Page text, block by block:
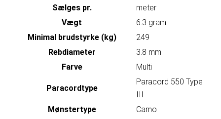
Sælges pr.
meter
Vægt
6.3 gram
Minimal brudstyrke (kg)
249
Rebdiameter
3.8 mm
Farve
Multi
Paracordtype
Paracord 550 Type
III
Mønstertype
Camo